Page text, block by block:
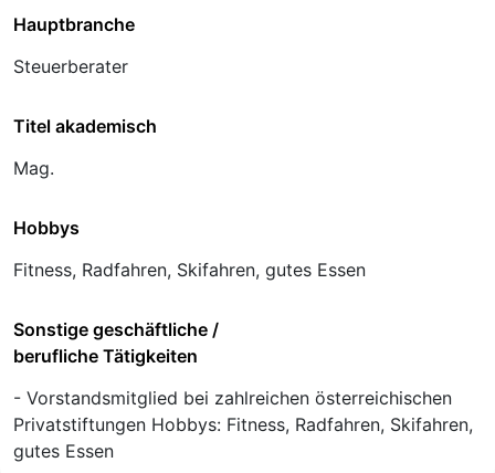
Hauptbranche
Steuerberater
Titel akademisch
Mag.
Hobbys
Fitness, Radfahren, Skifahren, gutes Essen
Sonstige geschäftliche /
berufliche Tätigkeiten
- Vorstandsmitglied bei zahlreichen österreichischen
Privatstiftungen Hobbys: Fitness, Radfahren, Skifahren,
gutes Essen